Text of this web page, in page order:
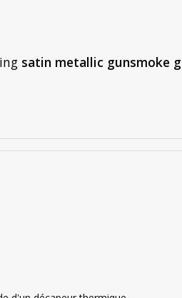
satin metallic gunsmoke